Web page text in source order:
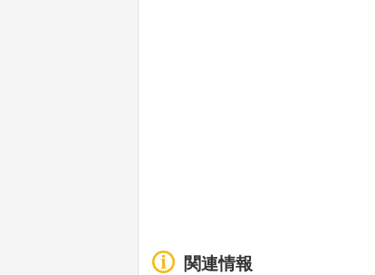
関連情報